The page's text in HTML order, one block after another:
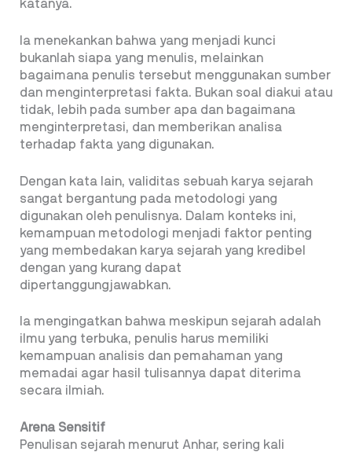
katanya.
Ia menekankan bahwa yang menjadi kunci
bukanlah siapa yang menulis, melainkan
bagaimana penulis tersebut menggunakan sumber
dan menginterpretasi fakta. Bukan soal diakui atau
tidak, lebih pada sumber apa dan bagaimana
menginterpretasi, dan memberikan analisa
terhadap fakta yang digunakan.
Dengan kata lain, validitas sebuah karya sejarah
sangat bergantung pada metodologi yang
digunakan oleh penulisnya. Dalam konteks ini,
kemampuan metodologi menjadi faktor penting
yang membedakan karya sejarah yang kredibel
dengan yang kurang dapat
dipertanggungjawabkan.
Ia mengingatkan bahwa meskipun sejarah adalah
ilmu yang terbuka, penulis harus memiliki
kemampuan analisis dan pemahaman yang
memadai agar hasil tulisannya dapat diterima
secara ilmiah.
Arena Sensitif
Penulisan sejarah menurut Anhar, sering kali